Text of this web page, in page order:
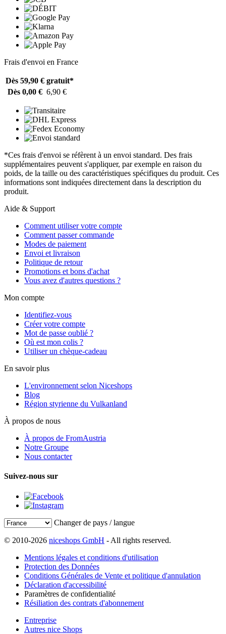
Frais d'envoi en France
Dès 59,90 € gratuit*
Dès 0,00 € 6,90 €
*Ces frais d'envoi se réfèrent à un envoi standard. Des frais
supplémentaires peuvent s'appliquer, par exemple en raison du
poids, de la taille ou des caractéristiques spécifiques du produit. Ces
informations sont indiquées directement dans la description du
produit.
Aide & Support
Comment utiliser votre compte
Comment passer commande
Modes de paiement
Envoi et livraison
Politique de retour
Promotions et bons d'achat
Vous avez d'autres questions ?
Mon compte
Identifiez-vous
Créer votre compte
Mot de passe oublié ?
Où est mon colis ?
Utiliser un chèque-cadeau
En savoir plus
L'environnement selon Niceshops
Blog
Région styrienne du Vulkanland
À propos de nous
À propos de FromAustria
Notre Groupe
Nous contacter
Suivez-nous sur
Changer de pays / langue
© 2010-2026 niceshops GmbH - All rights reserved.
Mentions légales et conditions d'utilisation
Protection des Données
Conditions Générales de Vente et politique d'annulation
Déclaration d'accessibilité
Paramètres de confidentialité
Résiliation des contrats d'abonnement
Entreprise
Autres nice Shops